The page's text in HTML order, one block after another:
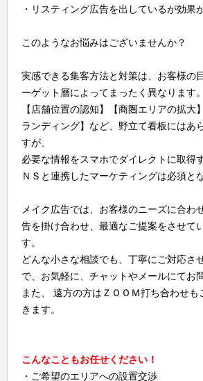
・リスティング広告を出しているが効果
このようなお悩みはございませんか？
実感できる集客方法と対策は、お客様の
ーゲット層によってまったく異なります。
【店舗位置の認知】【商圏エリアの拡大
ランディング】など、野立て看板にはあ
すが、
必要な情報をスマホでダイレクトに取得
ＮＳと連携したマーケティングは必須と
メイク広告では、お客様のニーズに合わ
告を掛け合わせ、最適なご提案をさせて
す。
どんな小さな相談でも、丁寧にご対応さ
で、お気軽に、チャットやメールにてお
また、 遠方の方はＺＯＯＭ打ち合わせも
きます。
こんなこともお任せください！
・ご希望のエリアへの設置交渉